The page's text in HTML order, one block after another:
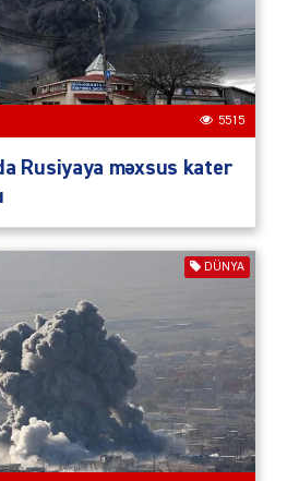
5515
Rusiyaya məxsus kater
DÜNYA